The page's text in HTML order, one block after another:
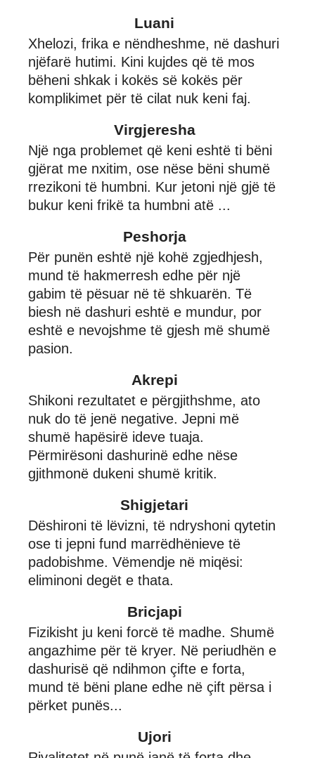
Luani
Xhelozi, frika e nëndheshme, në dashuri
njëfarë hutimi. Kini kujdes që të mos
bëheni shkak i kokës së kokës për
komplikimet për të cilat nuk keni faj.
Virgjeresha
Një nga problemet që keni eshtë ti bëni
gjërat me nxitim, ose nëse bëni shumë
rrezikoni të humbni. Kur jetoni një gjë të
bukur keni frikë ta humbni atë ...
Peshorja
Për punën eshtë një kohë zgjedhjesh,
mund të hakmerresh edhe për një
gabim të pësuar në të shkuarën. Të
biesh në dashuri eshtë e mundur, por
eshtë e nevojshme të gjesh më shumë
pasion.
Akrepi
Shikoni rezultatet e përgjithshme, ato
nuk do të jenë negative. Jepni më
shumë hapësirë ideve tuaja.
Përmirësoni dashurinë edhe nëse
gjithmonë dukeni shumë kritik.
Shigjetari
Dëshironi të lëvizni, të ndryshoni qytetin
ose ti jepni fund marrëdhënieve të
padobishme. Vëmendje në miqësi:
eliminoni degët e thata.
Bricjapi
Fizikisht ju keni forcë të madhe. Shumë
angazhime për të kryer. Në periudhën e
dashurisë që ndihmon çifte e forta,
mund të bëni plane edhe në çift përsa i
përket punës...
Ujori